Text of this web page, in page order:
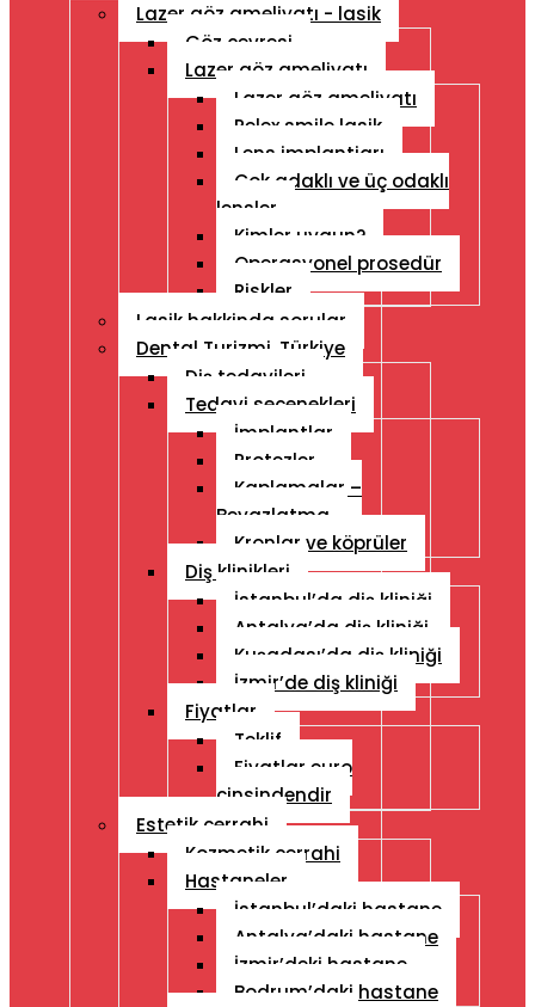
Lazer göz ameliyatı - lasik
Göz çevresi
Lazer göz ameliyatı
Lazer göz ameliyatı
Relex smile lasik
Lens implantiarı
Çok adaklı ve üç odaklı
lensler
Kimler uygun?
Operasyonel prosedür
Riskler
Lasik hakkinda sorular
Dental Turizmi, Türkiye
Diş tedavileri
Tedavi seçenekleri
İmplantlar
Protezler
Kaplamalar –
Beyazlatma
Kronlar ve köprüler
Diş klinikleri
İstanbul’da diş kliniği
Antalya’da diş kliniği
Kuşadası’da diş kliniği
İzmir’de diş kliniği
Fiyatlar
Teklif
Fiyatlar euro
cinsindendir
Estetik cerrahi
Kozmetik cerrahi
Hastaneler
İstanbul’daki hastane
Antalya’daki hastane
İzmir’deki hastane
Bodrum’daki hastane